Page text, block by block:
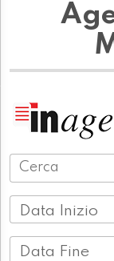
Data Inizio
Data Fine